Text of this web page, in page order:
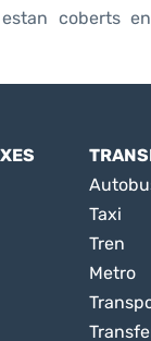
coberts
Taxi
Tren
Metro